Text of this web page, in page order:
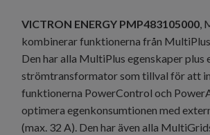
VICTRON ENERGY PMP483105000,
kombinerar funktionerna från
Den har alla MultiPlus egenskaper plus
strömtransformator som tillval för att
funktionerna PowerControl och
optimera egenkonsumtionen med
(max. 32 A). Den har även alla